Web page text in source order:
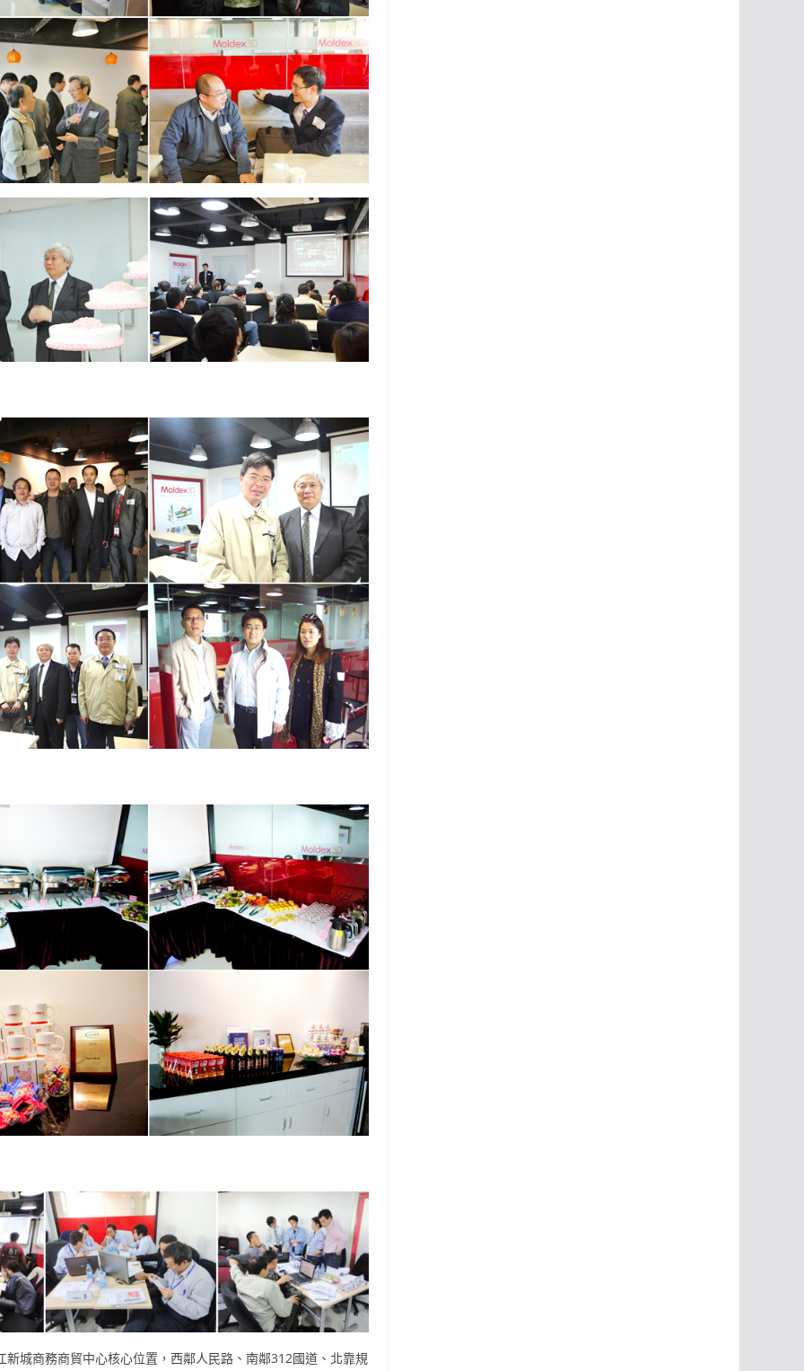
城商務商貿中心核心位置，西鄰人民路、南鄰312國道、北靠規